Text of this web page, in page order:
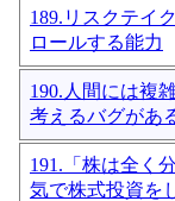
189.リスクテイ
ロールする能力
190.人間には複
考えるバグがあ
191.「株は全く
気で株式投資を